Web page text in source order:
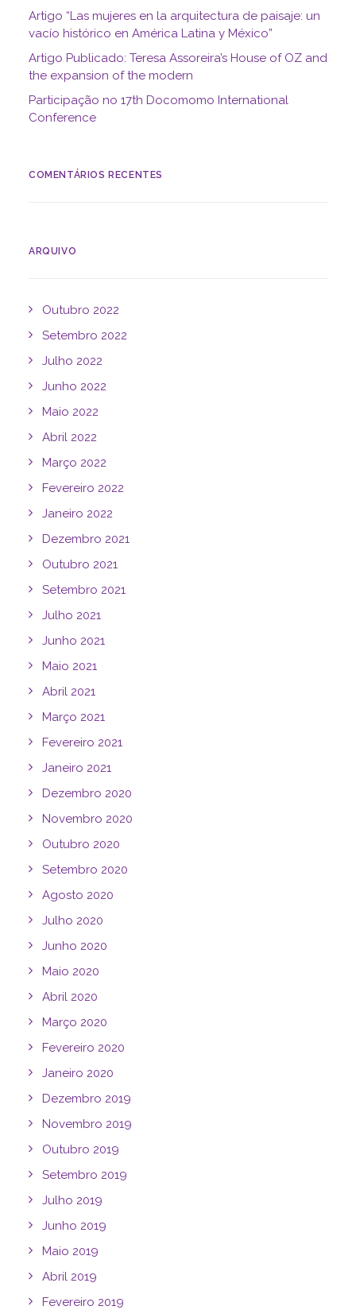
Artigo “Las mujeres en la arquitectura de paisaje: un
vacío histórico en América Latina y México”
Artigo Publicado: Teresa Assoreira’s House of OZ and
the expansion of the modern
Participação no 17th Docomomo International
Conference
COMENTÁRIOS RECENTES
ARQUIVO
Outubro 2022
Setembro 2022
Julho 2022
Junho 2022
Maio 2022
Abril 2022
Março 2022
Fevereiro 2022
Janeiro 2022
Dezembro 2021
Outubro 2021
Setembro 2021
Julho 2021
Junho 2021
Maio 2021
Abril 2021
Março 2021
Fevereiro 2021
Janeiro 2021
Dezembro 2020
Novembro 2020
Outubro 2020
Setembro 2020
Agosto 2020
Julho 2020
Junho 2020
Maio 2020
Abril 2020
Março 2020
Fevereiro 2020
Janeiro 2020
Dezembro 2019
Novembro 2019
Outubro 2019
Setembro 2019
Julho 2019
Junho 2019
Maio 2019
Abril 2019
Fevereiro 2019